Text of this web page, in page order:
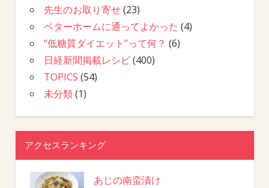
先生のお取り寄せ(23)
ベターホームに通ってよかった (4)
“低糖質ダイエット”って何？ (6)
日経新聞掲載レシピ(400)
TOPICS (54)
未分類(1)
アクセスランキング
あじの南蛮漬け